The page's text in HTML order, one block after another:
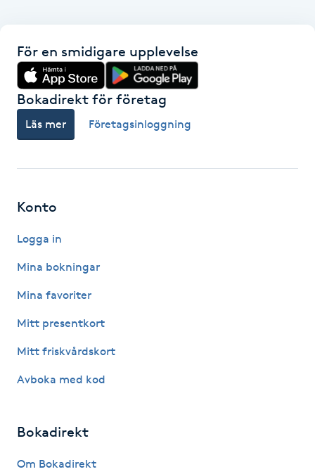
Hårborttagning
Hårbottenbehandling
Hälsprickor
Idrottsmassage
IR-massage
För en smidigare upplevelse
Bokadirekt för företag
Läs mer Företagsinloggning
Konto
Logga in
Mina bokningar
Mina favoriter
Mitt presentkort
Mitt friskvårdskort
Avboka med kod
Bokadirekt
Om Bokadirekt